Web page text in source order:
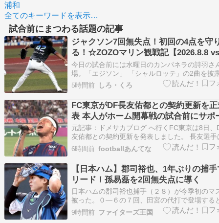
浦和
全てのキーワードを表示…
試合前にまつわる話題の記事
ジャクソン7回無失点！初回の4点を守
る！☆ZOZOマリン観戦記【2026.8.8
今日の試合前には水曜日のカンパネラの詩羽さ
場。「エジソン」 「シャルロッテ」の2曲を披
くれましたが、歌い終わったあとにグラウンド
と一礼している姿が好印象でした。 昨日敗れた
このカードでの4位浮上は無くなったマリーン
かしゲーム差を広げないためにも、今…
5時間前 しろ・くろ
FC東京がDF長友佑都との契約更新を
表 本人がホーム開幕戦の試合前にサポ
ーへ報告
元記事：ドメサカブログ へ行くFC東京は8日、
友佑都との契約更新を発表しました。 長友選手
のJ1百年構想リーグで8試合に出場。その後ワ
カップに出場しましたが、FC東京が7月3日に
た2026/27シーズンのトップチーム編成に名前
The post F…
6時間前 footballあんてな
【日本ハム】郡司裕也、1年ぶりの捕
リード！孫易磊を2回無失点に導く
日本ハムの郡司裕也捕手（２８）が今季初のマ
被った。０―６の７回、田宮の代打で登場する
回の守備からそのまま捕手に入った。捕手での
昨季８月１３日のロッテ戦（エスコン）でのス
9時間前 ファイターズ王国